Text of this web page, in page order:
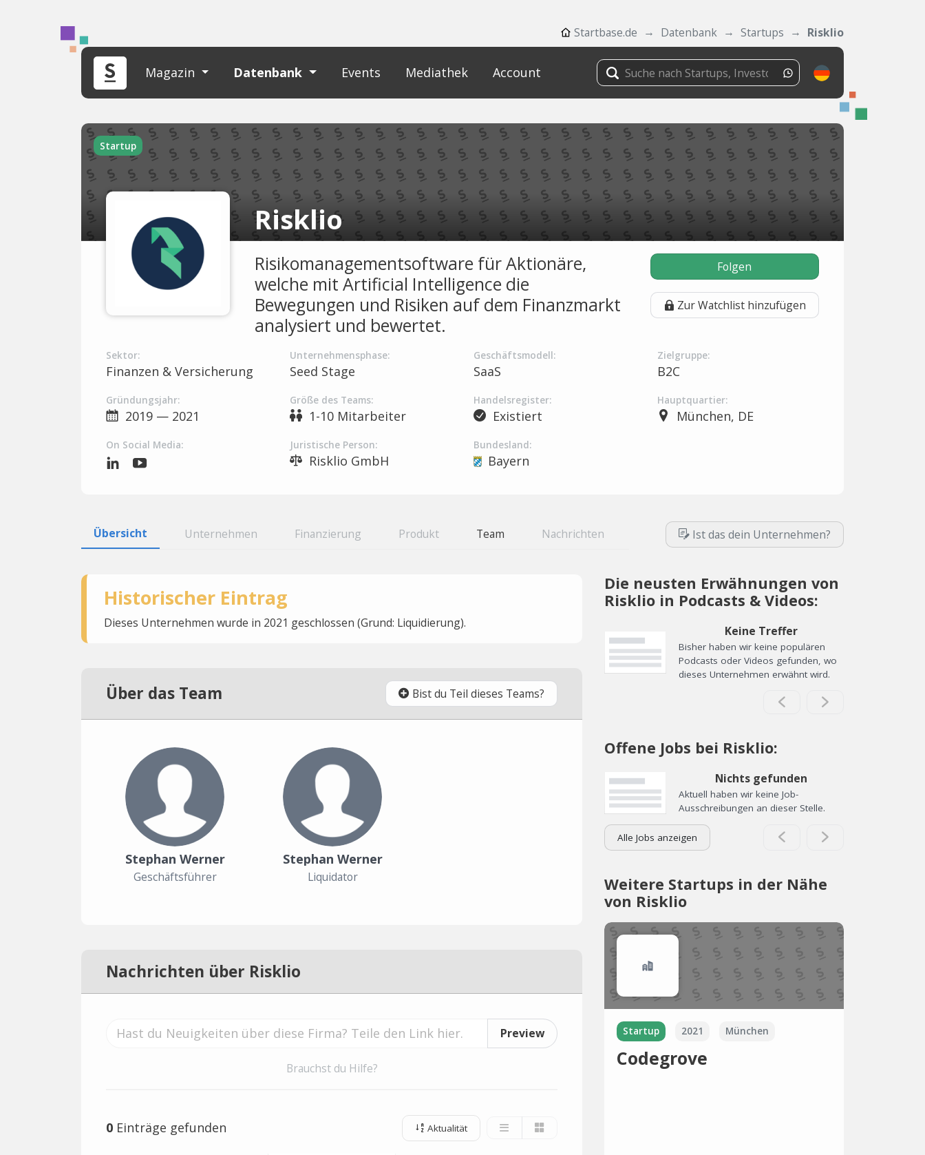
Startbase.de Datenbank Startups Risklio
Magazin Datenbank Events Mediathek Account
Startup
Risklio
Risikomanagementsoftware für Aktionäre,
welche mit Artificial Intelligence die
Bewegungen und Risiken auf dem Finanzmarkt
analysiert und bewertet.
Folgen
Zur Watchlist hinzufügen
Sektor:
Finanzen & Versicherung
Unternehmensphase:
Seed Stage
Geschäftsmodell:
SaaS
Zielgruppe:
B2C
Gründungsjahr:
2019 — 2021
Größe des Teams:
1-10 Mitarbeiter
Handelsregister:
Existiert
Hauptquartier:
München, DE
On Social Media: Juristische Person:
Risklio GmbH
Bundesland:
Bayern
Übersicht Unternehmen Finanzierung Produkt Team Nachrichten Ist das dein Unternehmen?
Historischer Eintrag
Dieses Unternehmen wurde in 2021 geschlossen (Grund: Liquidierung).
Über das Team Bist du Teil dieses Teams?
Stephan Werner
Geschäftsführer
Stephan Werner
Liquidator
Nachrichten über Risklio
Preview
Brauchst du Hilfe?
0 Einträge gefunden Aktualität
Die neusten Erwähnungen von
Risklio in Podcasts & Videos:
Keine Treffer
Bisher haben wir keine populären
Podcasts oder Videos gefunden, wo
dieses Unternehmen erwähnt wird.
Offene Jobs bei Risklio:
Nichts gefunden
Aktuell haben wir keine Job-
Ausschreibungen an dieser Stelle.
Alle Jobs anzeigen
Weitere Startups in der Nähe
von Risklio
Startup 2021 München
Codegrove